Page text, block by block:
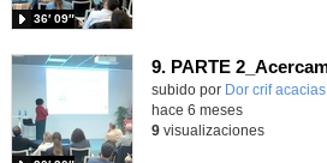
36′ 09″
Contenido educativo.
subido por Dor crif acacias-
hace 6 meses
9visualizaciones